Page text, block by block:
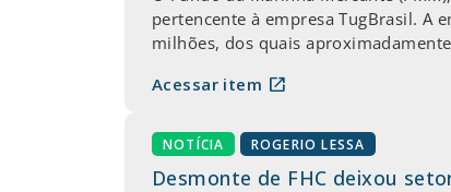
pertencente à empresa TugBrasil. A
milhões, dos quais
Acessar item open_in_new
NOTÍCIA ROGERIO LESSA
Desmonte de FHC deixou